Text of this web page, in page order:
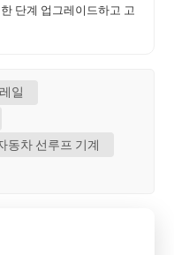
단계 업그레이드하고 고
일
동차 선루프 기계